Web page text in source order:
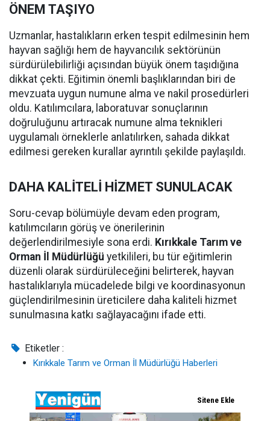
ÖNEM TAŞIYO
Uzmanlar, hastalıkların erken tespit edilmesinin hem
hayvan sağlığı hem de hayvancılık sektörünün
sürdürülebilirliği açısından büyük önem taşıdığına
dikkat çekti. Eğitimin önemli başlıklarından biri de
mevzuata uygun numune alma ve nakil prosedürleri
oldu. Katılımcılara, laboratuvar sonuçlarının
doğruluğunu artıracak numune alma teknikleri
uygulamalı örneklerle anlatılırken, sahada dikkat
edilmesi gereken kurallar ayrıntılı şekilde paylaşıldı.
DAHA KALİTELİ HİZMET SUNULACAK
Soru-cevap bölümüyle devam eden program,
katılımcıların görüş ve önerilerinin
değerlendirilmesiyle sona erdi. Kırıkkale Tarım ve
Orman İl Müdürlüğü yetkilileri, bu tür eğitimlerin
düzenli olarak sürdürüleceğini belirterek, hayvan
hastalıklarıyla mücadelede bilgi ve koordinasyonun
güçlendirilmesinin üreticilere daha kaliteli hizmet
sunulmasına katkı sağlayacağını ifade etti.
Etiketler :
Kırıkkale Tarım ve Orman İl Müdürlüğü Haberleri